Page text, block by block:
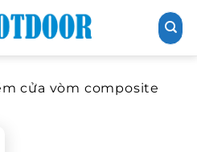
cửa vòm composite